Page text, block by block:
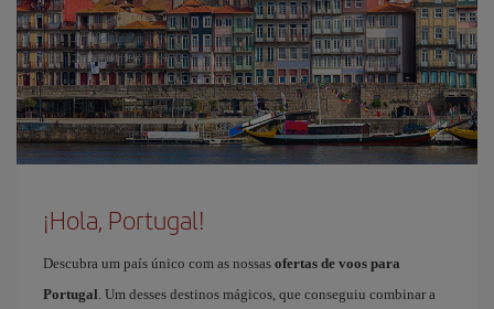
¡Hola, Portugal!
Descubra um país único com as nossas ofertas de voos para
Portugal . Um desses destinos mágicos, que conseguiu combinar a